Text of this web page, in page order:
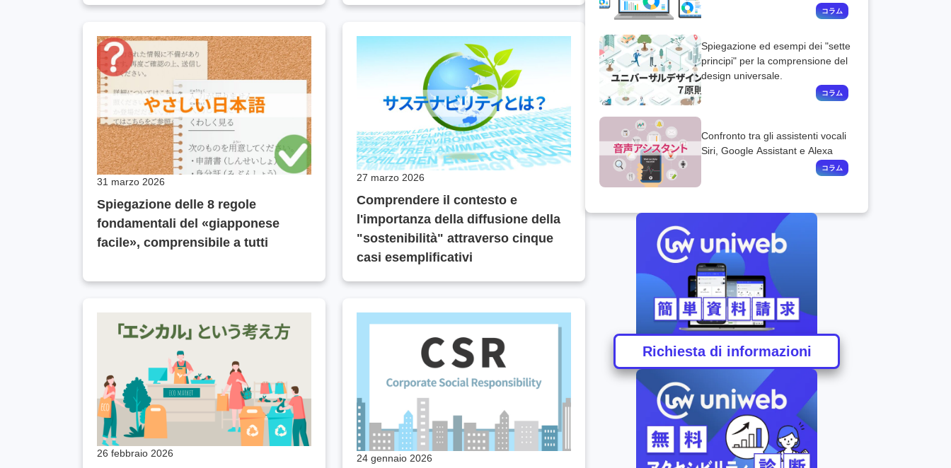
31 marzo 2026
Spiegazione delle 8 regole
fondamentali del «giapponese
facile», comprensibile a tutti
27 marzo 2026
Comprendere il contesto e
l'importanza della diffusione della
"sostenibilità" attraverso cinque
casi esemplificativi
26 febbraio 2026 24 gennaio 2026
Spiegazione ed esempi dei "sette
principi" per la comprensione del
design universale.
Confronto tra gli assistenti vocali
Siri, Google Assistant e Alexa
Richiesta di informazioni